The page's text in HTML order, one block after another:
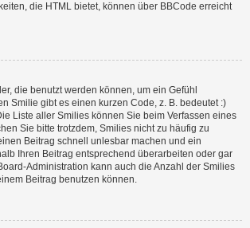
die HTML bietet, können über BBCode erreicht
die benutzt werden können, um ein Gefühl
Smilie gibt es einen kurzen Code, z. B. bedeutet :)
Liste aller Smilies können Sie beim Verfassen eines
Sie bitte trotzdem, Smilies nicht zu häufig zu
Beitrag schnell unlesbar machen und ein
Ihren Beitrag entsprechend überarbeiten oder gar
Administration kann auch die Anzahl der Smilies
Beitrag benutzen können.